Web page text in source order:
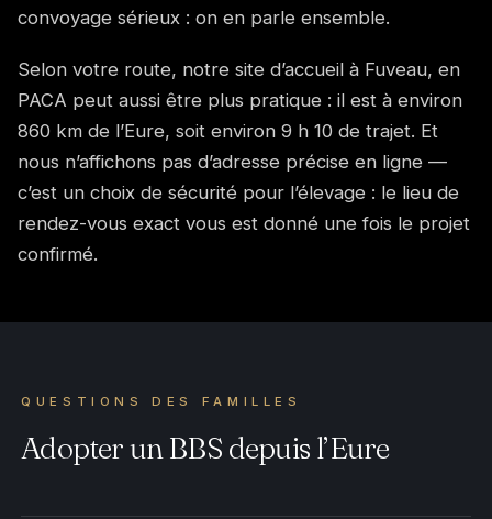
convoyage sérieux : on en parle ensemble.
Selon votre route, notre site d’accueil à Fuveau, en
PACA peut aussi être plus pratique : il est à environ
860 km de l’Eure, soit environ 9 h 10 de trajet. Et
nous n’affichons pas d’adresse précise en ligne —
c’est un choix de sécurité pour l’élevage : le lieu de
rendez-vous exact vous est donné une fois le projet
confirmé.
QUESTIONS DES FAMILLES
Adopter un BBS depuis l’Eure